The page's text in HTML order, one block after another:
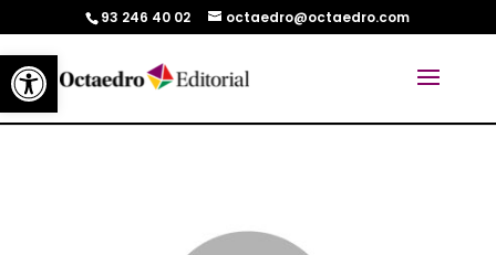
Abrir barra de herramientas
93 246 40 02 octaedro@octaedro.com